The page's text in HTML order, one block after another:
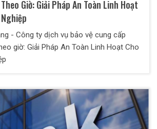
Giờ: Giải Pháp An Toàn Linh Hoạt
- Công ty dịch vụ bảo vệ cung cấp
giờ: Giải Pháp An Toàn Linh Hoạt Cho